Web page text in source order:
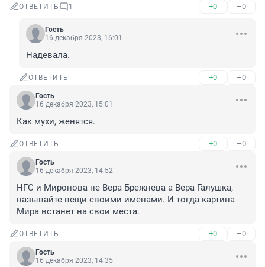
ОТВЕТИТЬ 1 +0 –0
Гость
16 декабря 2023, 16:01
Надевала.
ОТВЕТИТЬ +0 –0
Гость
16 декабря 2023, 15:01
Как мухи, женятся.
ОТВЕТИТЬ +0 –0
Гость
16 декабря 2023, 14:52
НГС и Миронова не Вера Брежнева а Вера Галушка,
называйте вещи своими именами. И тогда картина
Мира встанет на свои места.
ОТВЕТИТЬ +0 –0
Гость
16 декабря 2023, 14:35